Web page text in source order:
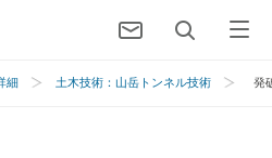
細 土木技術：山岳トンネル技術 発